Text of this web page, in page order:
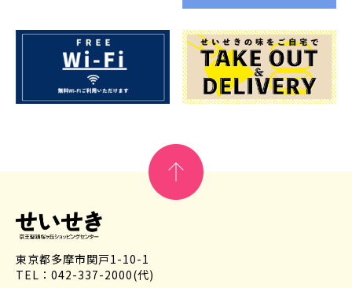
東京都多摩市関戸1-10-1
TEL：042-337-2000(代)